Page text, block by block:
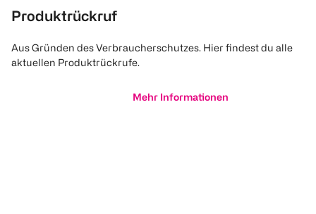
Produktrückruf
Aus Gründen des Verbraucherschutzes. Hier findest du alle
aktuellen Produktrückrufe.
Mehr Informationen